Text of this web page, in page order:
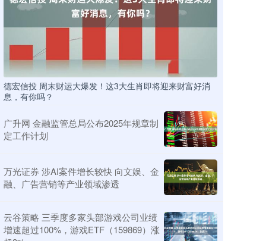
德宏信投 周末财运大爆发！这3大生肖即将迎来财富好消
息，有你吗？
广升网 金融监管总局公布2025年规章制
定工作计划
万光证券 涉AI案件增长较快 向文娱、金
融、广告营销等产业领域渗透
云谷策略 三季度多家头部游戏公司业绩
增速超过100%，游戏ETF（159869）涨